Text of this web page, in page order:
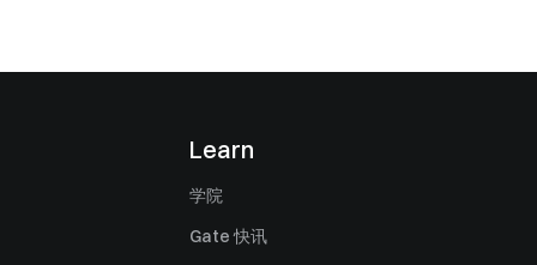
Learn
学院
Gate 快讯